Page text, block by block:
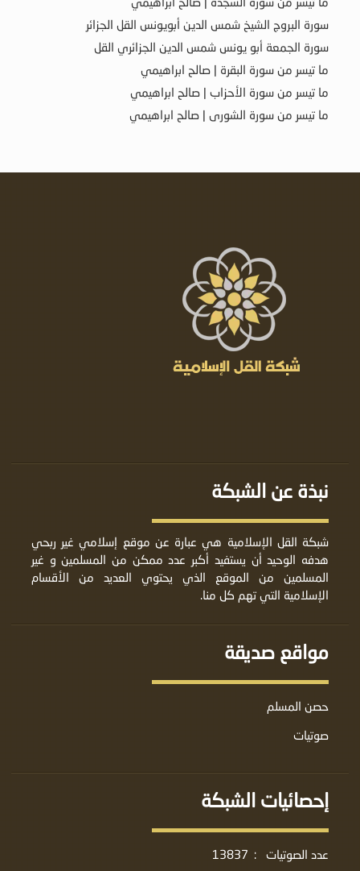
سورة البروج الشيخ شمس الدين أبويونس القل الجزائر
سورة الجمعة أبو يونس شمس الدين الجزائري القل
ما تيسر من سورة البقرة | صالح ابراهيمي
ما تيسر من سورة الأحزاب | صالح ابراهيمي
ما تيسر من سورة الشورى | صالح ابراهيمي
نبذة عن الشبكة
شبكة القل الإسلامية هي عبارة عن موقع إسلامي غير ربحي
هدفه الوحيد أن يستفيد أكبر عدد ممكن من المسلمين و غير
المسلمين من الموقع الذي يحتوي العديد من الأقسام
الإسلامية التي تهم كل منا.
مواقع صديقة
حصن المسلم
صوتيات
إحصائيات الشبكة
عدد الصوتيات :
13837